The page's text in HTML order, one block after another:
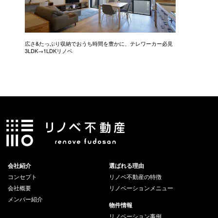
広さ&たっぷり収納でおうち時間を豊かに、テレワーカー必見
3LDK→1LDKリノベ
会社紹介
コンセプト
会社概要
メンバー紹介
選ばれる理由
リノベ不動産の特徴
リノベーションメニュー
物件情報
リノベーション事例